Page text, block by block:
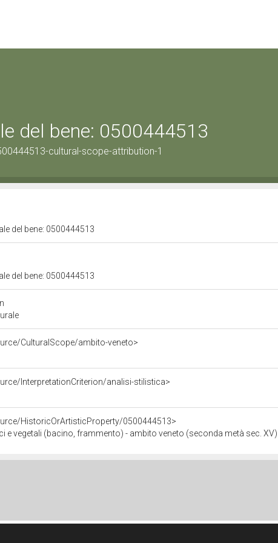
del bene: 0500444513
cultural-scope-attribution-1
del bene: 0500444513
del bene: 0500444513
CulturalScope/ambito-veneto>
InterpretationCriterion/analisi-stilistica>
HistoricOrArtisticProperty/0500444513>
e vegetali (bacino, frammento) - ambito veneto (seconda metà sec. XV)